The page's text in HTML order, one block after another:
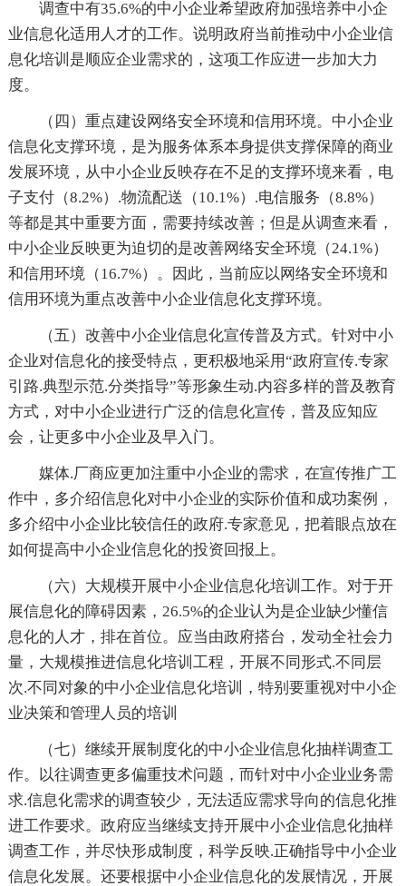
调查中有35.6%的中小企业希望政府加强培养中小企
业信息化适用人才的工作。说明政府当前推动中小企业信
息化培训是顺应企业需求的，这项工作应进一步加大力
度。
（四）重点建设网络安全环境和信用环境。中小企业
信息化支撑环境，是为服务体系本身提供支撑保障的商业
发展环境，从中小企业反映存在不足的支撑环境来看，电
子支付（8.2%）.物流配送（10.1%）.电信服务（8.8%）
等都是其中重要方面，需要持续改善；但是从调查来看，
中小企业反映更为迫切的是改善网络安全环境（24.1%）
和信用环境（16.7%）。因此，当前应以网络安全环境和
信用环境为重点改善中小企业信息化支撑环境。
（五）改善中小企业信息化宣传普及方式。针对中小
企业对信息化的接受特点，更积极地采用“政府宣传.专家
引路.典型示范.分类指导”等形象生动.内容多样的普及教育
方式，对中小企业进行广泛的信息化宣传，普及应知应
会，让更多中小企业及早入门。
媒体.厂商应更加注重中小企业的需求，在宣传推广工
作中，多介绍信息化对中小企业的实际价值和成功案例，
多介绍中小企业比较信任的政府.专家意见，把着眼点放在
如何提高中小企业信息化的投资回报上。
（六）大规模开展中小企业信息化培训工作。对于开
展信息化的障碍因素，26.5%的企业认为是企业缺少懂信
息化的人才，排在首位。应当由政府搭台，发动全社会力
量，大规模推进信息化培训工程，开展不同形式.不同层
次.不同对象的中小企业信息化培训，特别要重视对中小企
业决策和管理人员的培训
（七）继续开展制度化的中小企业信息化抽样调查工
作。以往调查更多偏重技术问题，而针对中小企业业务需
求.信息化需求的调查较少，无法适应需求导向的信息化推
进工作要求。政府应当继续支持开展中小企业信息化抽样
调查工作，并尽快形成制度，科学反映.正确指导中小企业
信息化发展。还要根据中小企业信息化的发展情况，开展